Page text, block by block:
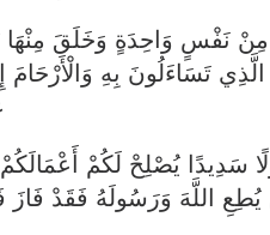
مِنْ نَفْسٍ وَاحِدَةٍ وَخَلَقَ
الَّذِي تَسَاءَلُونَ بِهِ
سَدِيدًا يُصْلِحْ لَكُمْ
اللَّهَ وَرَسُولَهُ فَقَدْ فَازَ